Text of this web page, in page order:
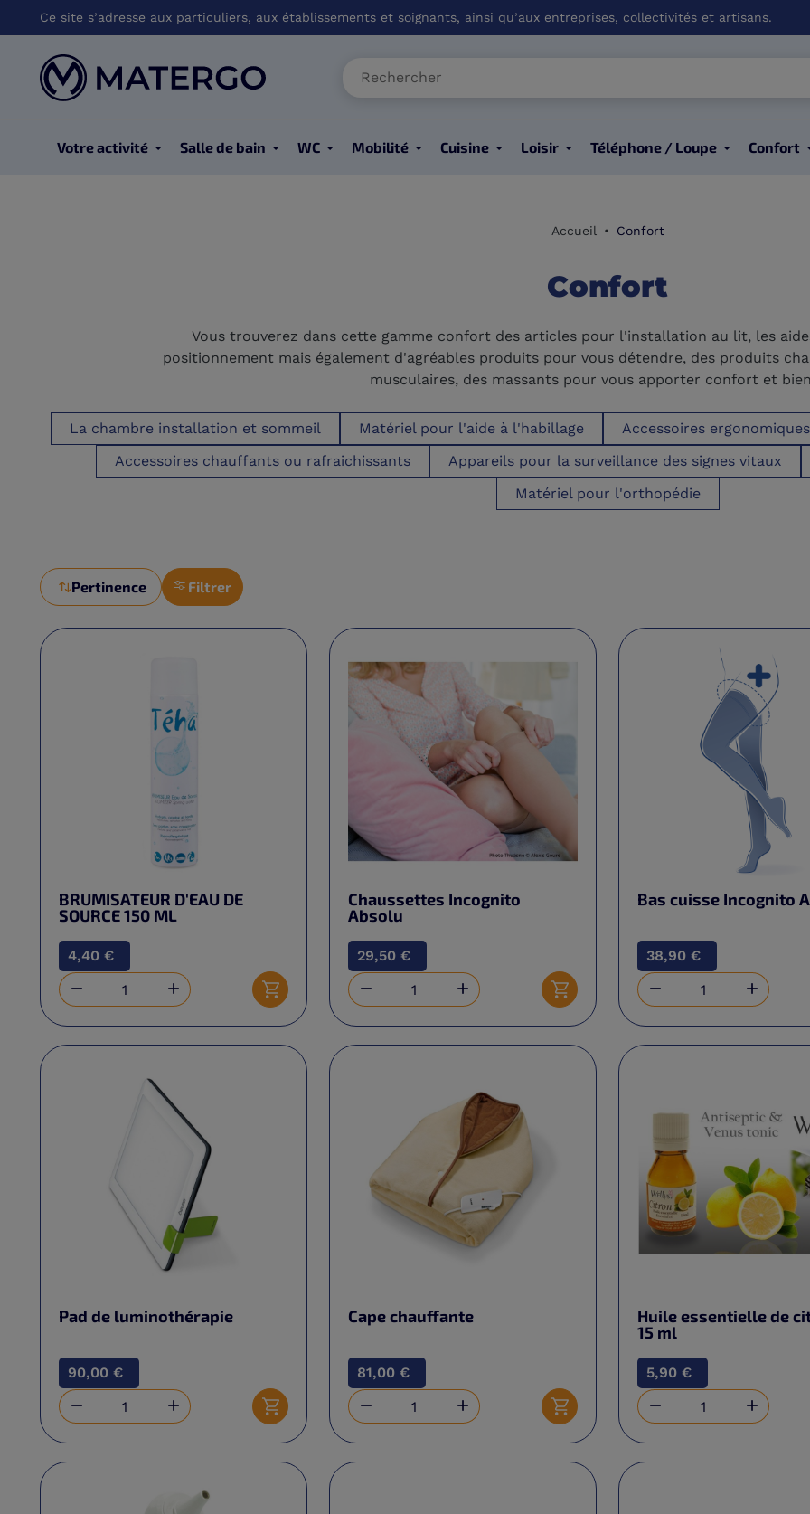
Ce site s’adresse aux particuliers, aux établissements et soignants, ainsi qu’aux entreprises, collectivités et artisans.
Votre activité Salle de bain WC Mobilité Cuisine Loisir Téléphone / Loupe Confort
Accueil Confort
Confort
Vous trouverez dans cette gamme confort des articles pour l'installation au lit, les
positionnement mais également d'agréables produits pour vous détendre, des produits
musculaires, des massants pour vous apporter confort et
La chambre installation et sommeil Matériel pour l'aide à l'habillage Accessoires
Accessoires chauffants ou rafraichissants
Appareils pour la surveillance des signes vitaux
Matériel pour l'orthopédie
Pertinence Filtrer
BRUMISATEUR D'EAU DE
SOURCE 150 ML
4,40 €
 
Ajouter au panier
Chaussettes Incognito
Absolu
29,50 €
 
Ajouter au panier
Bas cuisse Incognito
38,90 €
 
Pad de luminothérapie
90,00 €
 
Ajouter au panier
Cape chauffante
81,00 €
 
Ajouter au panier
Huile essentielle de
15 ml
5,90 €
 